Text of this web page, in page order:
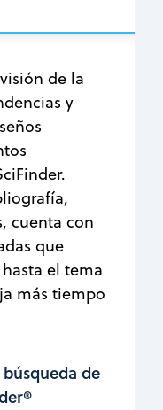
de la
y
cuenta con
que
el tema
más tiempo
de